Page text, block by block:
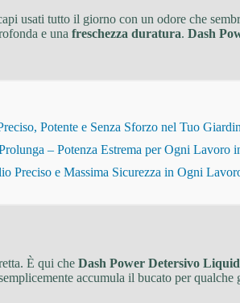
usati tutto il giorno con un odore che
e una freschezza duratura. Dash
Potente e Senza Sforzo nel Tuo
– Potenza Estrema per Ogni Lavoro
Preciso e Massima Sicurezza in Ogni
È qui che Dash Power Detersivo
accumula il bucato per qualche